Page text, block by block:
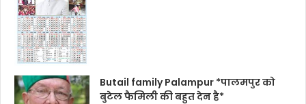
Butail family Palampur *पालमपुर को
बुटेल फैमिली की बहुत देन है*